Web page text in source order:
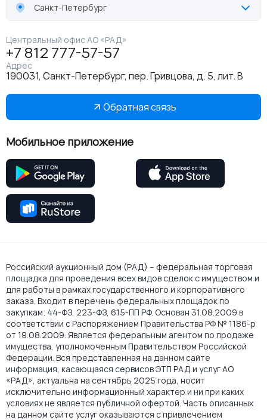
Санкт-Петербург
Центральный офис АО «РАД»
+7 812 777-57-57
Адрес
190031, Санкт-Петербург, пер. Гривцова, д. 5, лит. В
Обратная связь
Мобильное приложение
Российский аукционный дом (РАД) – федеральная торговая
площадка для проведения всех видов сделок с имуществом и
для работы в рамках государственного и корпоративного
заказа. Входит в перечень федеральных площадок по
закупкам: 44-ФЗ, 223-ФЗ, 615-ПП РФ. Основан 31.08.2009 в
соответствии с Распоряжением Правительства РФ № 1186-р
от 19.08.2009. Является федеральным агентом по продаже
имущества, уполномоченным Правительством Российской
Федерации. Вся представленная на данном сайте
информация, касающаяся сервисов ЭТП РАД и услуг АО
«РАД», актуальна на сентябрь 2025 года, носит
исключительно информационный характер и ни при каких
условиях не является публичной офертой. Часть описанных
на данном сайте услуг оказываются с привлечением